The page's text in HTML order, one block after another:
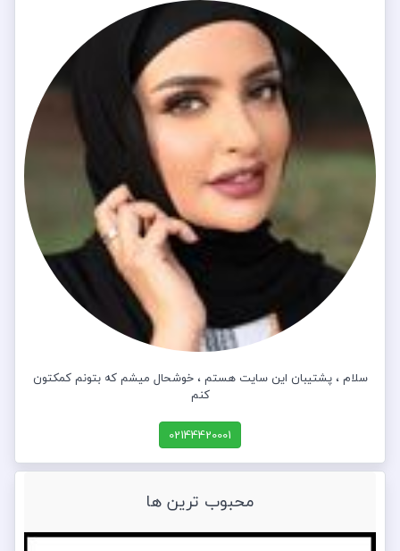
سلام ، پشتیبان این سایت هستم ، خوشحال میشم که بتونم کمکتون
کنم
02144420001
محبوب ترین ها